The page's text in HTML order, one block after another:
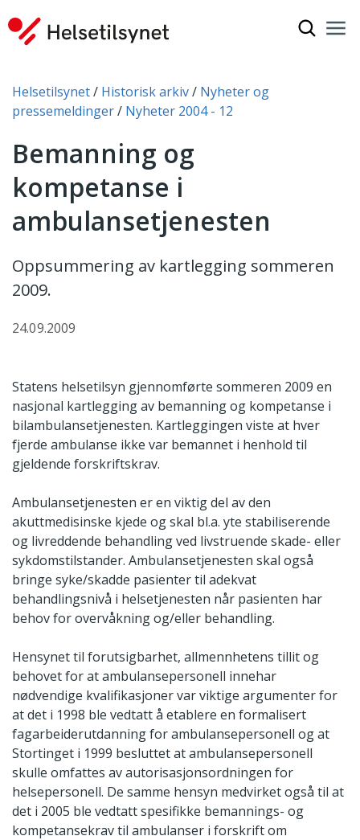
Du er her:
Helsetilsynet Historisk arkiv
Nyheter og
pressemeldinger
Nyheter 2004 - 12
Bemanning og
kompetanse i
ambulansetjenesten
Oppsummering av kartlegging sommeren
2009.
24.09.2009
Statens helsetilsyn gjennomførte sommeren 2009 en
nasjonal kartlegging av bemanning og kompetanse i
bilambulansetjenesten. Kartleggingen viste at hver
fjerde ambulanse ikke var bemannet i henhold til
gjeldende forskriftskrav.
Ambulansetjenesten er en viktig del av den
akuttmedisinske kjede og skal bl.a. yte stabiliserende
og livreddende behandling ved livstruende skade- eller
sykdomstilstander. Ambulansetjenesten skal også
bringe syke/skadde pasienter til adekvat
behandlingsnivå i helsetjenesten når pasienten har
behov for overvåkning og/eller behandling.
Hensynet til forutsigbarhet, allmennhetens tillit og
behovet for at ambulansepersonell innehar
nødvendige kvalifikasjoner var viktige argumenter for
at det i 1998 ble vedtatt å etablere en formalisert
fagarbeiderutdanning for ambulansepersonell og at
Stortinget i 1999 besluttet at ambulansepersonell
skulle omfattes av autorisasjonsordningen for
helsepersonell. De samme hensyn medvirket også til at
det i 2005 ble vedtatt spesifikke bemannings- og
kompetansekrav til ambulanser i forskrift om